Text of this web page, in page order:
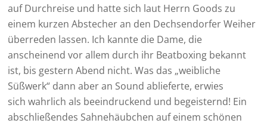
auf Durchreise und hatte sich laut Herrn Goods zu
einem kurzen Abstecher an den Dechsendorfer Weiher
überreden lassen. Ich kannte die Dame, die
anscheinend vor allem durch ihr Beatboxing bekannt
ist, bis gestern Abend nicht. Was das „weibliche
Süßwerk“ dann aber an Sound ablieferte, erwies
sich wahrlich als beeindruckend und begeisternd! Ein
abschließendes Sahnehäubchen auf einem schönen